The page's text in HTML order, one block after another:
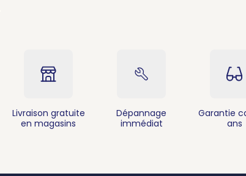
Livraison gratuite
en magasins
Dépannage
immédiat
Garantie
ans